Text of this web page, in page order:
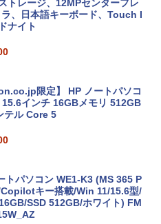
トレージ、12MPセンターフレ
、日本語キーボード、Touch I
ナイト
限定】 HP ノートパソコ
インチ 16GBメモリ 512GB
テル Core 5
トパソコン WE1-K3 (MS 365 P
キー搭載/Win 11/15.6型/
SSD 512GB/ホワイト) FM